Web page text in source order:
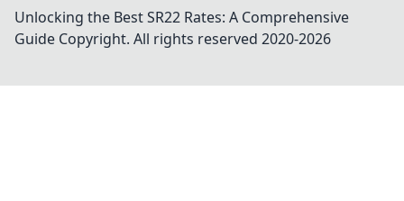
Unlocking the Best SR22 Rates: A Comprehensive
Guide Copyright. All rights reserved 2020-2026